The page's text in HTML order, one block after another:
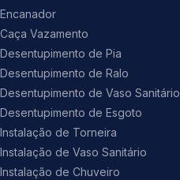
Encanador
Caça Vazamento
Desentupimento de Pia
Desentupimento de Ralo
Desentupimento de Vaso Sanitário
Desentupimento de Esgoto
Instalação de Torneira
Instalação de Vaso Sanitário
Instalação de Chuveiro